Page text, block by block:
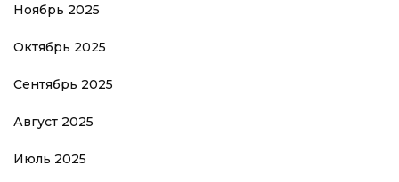
Ноябрь 2025
Октябрь 2025
Сентябрь 2025
Август 2025
Июль 2025